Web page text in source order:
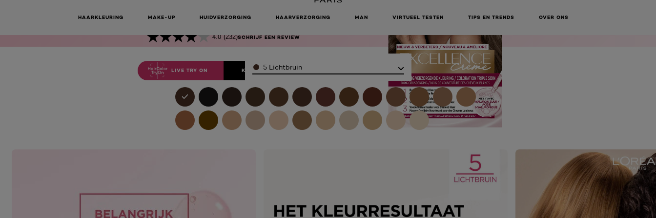
HAARKLEURING MAKE-UP HUIDVERZORGING HAARVERZORGING MAN VIRTUEEL TESTEN TIPS EN TRENDS OVER ONS
CRÈME 5 LICHTBRUIN
4.0 (232)SCHRIJF EEN REVIEW
LIVE TRY ON KOOP ONLINE BIJ
Color5 Lichtbruin
NEXT CARD